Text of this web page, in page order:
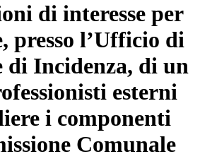
di interesse per
presso l’Ufficio di
di Incidenza, di un
esterni
i componenti
Comunale